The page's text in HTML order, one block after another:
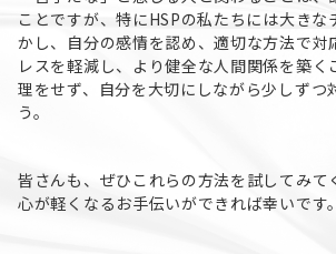
ことですが、特にHSPの私たちには大きな
かし、自分の感情を認め、適切な方法で対
レスを軽減し、より健全な人間関係を築く
理をせず、自分を大切にしながら少しずつ
う。
皆さんも、ぜひこれらの方法を試してみて
心が軽くなるお手伝いができれば幸いです。